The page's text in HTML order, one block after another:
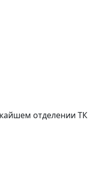
отделении ТК